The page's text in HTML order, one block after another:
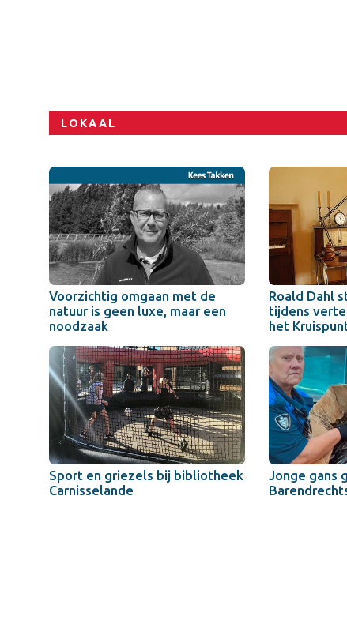
LOKAAL
Voorzichtig omgaan met de
natuur is geen luxe, maar een
noodzaak
Roald Dahl
tijdens
het
Sport en griezels bij bibliotheek
Carnisselande
Jonge gans